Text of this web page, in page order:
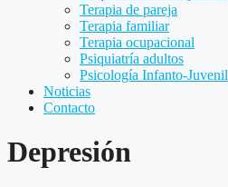
Terapia de pareja
Terapia familiar
Terapia ocupacional
Psiquiatría adultos
Psicología Infanto-Juvenil
Noticias
Contacto
Depresión